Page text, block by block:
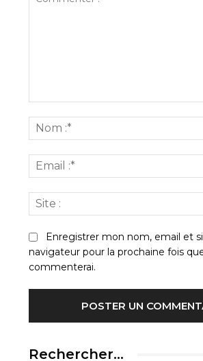
Enregistrer mon nom, email et
navigateur pour la prochaine fois
commenterai.
Rechercher…